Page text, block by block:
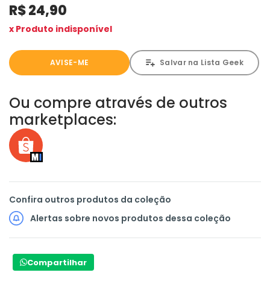
R$ 24,90
x Produto indisponível
AVISE-ME Salvar na Lista Geek
Ou compre através de outros
marketplaces:
Confira outros produtos da coleção
Alertas sobre novos produtos dessa coleção
Compartilhar